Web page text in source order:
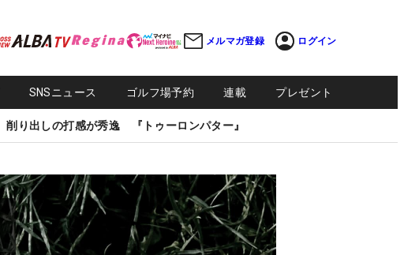
メルマガ登録 ログイン
SNSニュース ゴルフ場予約 連載 プレゼント
削り出しの打感が秀逸 『トゥーロンパター』